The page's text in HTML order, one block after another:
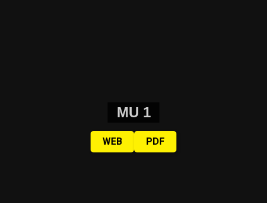
MU 1
WEB PDF